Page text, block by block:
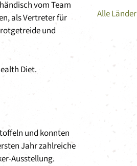
vom Team
als Vertreter für
und
Diet.
und konnten
Jahr zahlreiche
Ausstellung.
Alle Länder